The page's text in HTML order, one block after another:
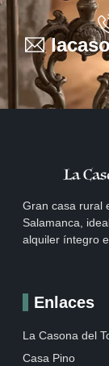
Gran casa rural
Salamanca,
alquiler íntegro
Enlaces
La Casona del
Casa Pino